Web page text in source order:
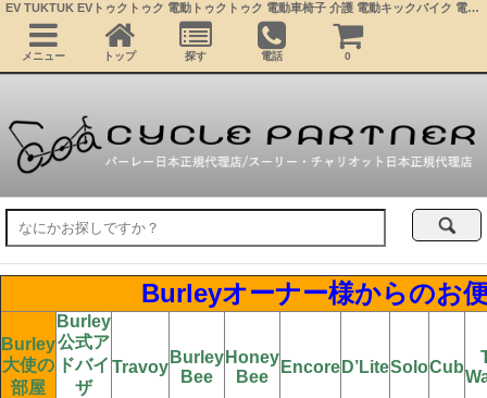
Burleyオーナー様からのお
Burley
大使の
部屋
Burley
公式ア
ドバイ
ザ
Travoy
Burley
Bee
Honey
Bee
Encore D’LiteSoloCub
EV TUKTUK EVトゥクトゥク 電動トゥクトゥク 電動車椅子 介護 電動キックバイク 電動ミニカー 公道走行可能 屋根付きバイク 超小型モビリティー 4輪車 移動 充電 学生 近距離通勤 コムス サイクルトレーラー ベビーカー
メニュー トップ 探す 電話 0